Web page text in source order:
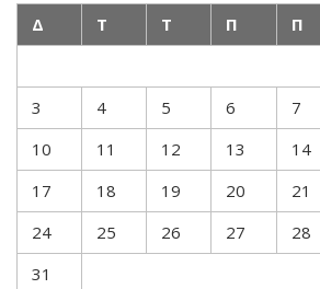
Δ
Τ Τ Π Π
3
4 5 6 7
10
11 12 13 14
17
18 19 20 21
24
25 26 27 28
31